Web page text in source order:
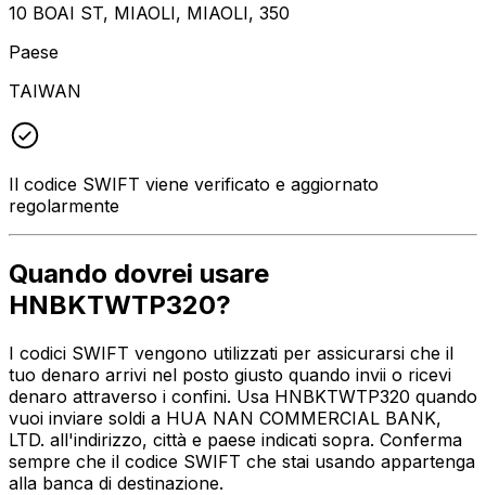
10 BOAI ST, MIAOLI, MIAOLI, 350
Paese
TAIWAN
Il codice SWIFT viene verificato e aggiornato
regolarmente
Quando dovrei usare
HNBKTWTP320?
I codici SWIFT vengono utilizzati per assicurarsi che il
tuo denaro arrivi nel posto giusto quando invii o ricevi
denaro attraverso i confini. Usa HNBKTWTP320 quando
vuoi inviare soldi a HUA NAN COMMERCIAL BANK,
LTD. all'indirizzo, città e paese indicati sopra. Conferma
sempre che il codice SWIFT che stai usando appartenga
alla banca di destinazione.